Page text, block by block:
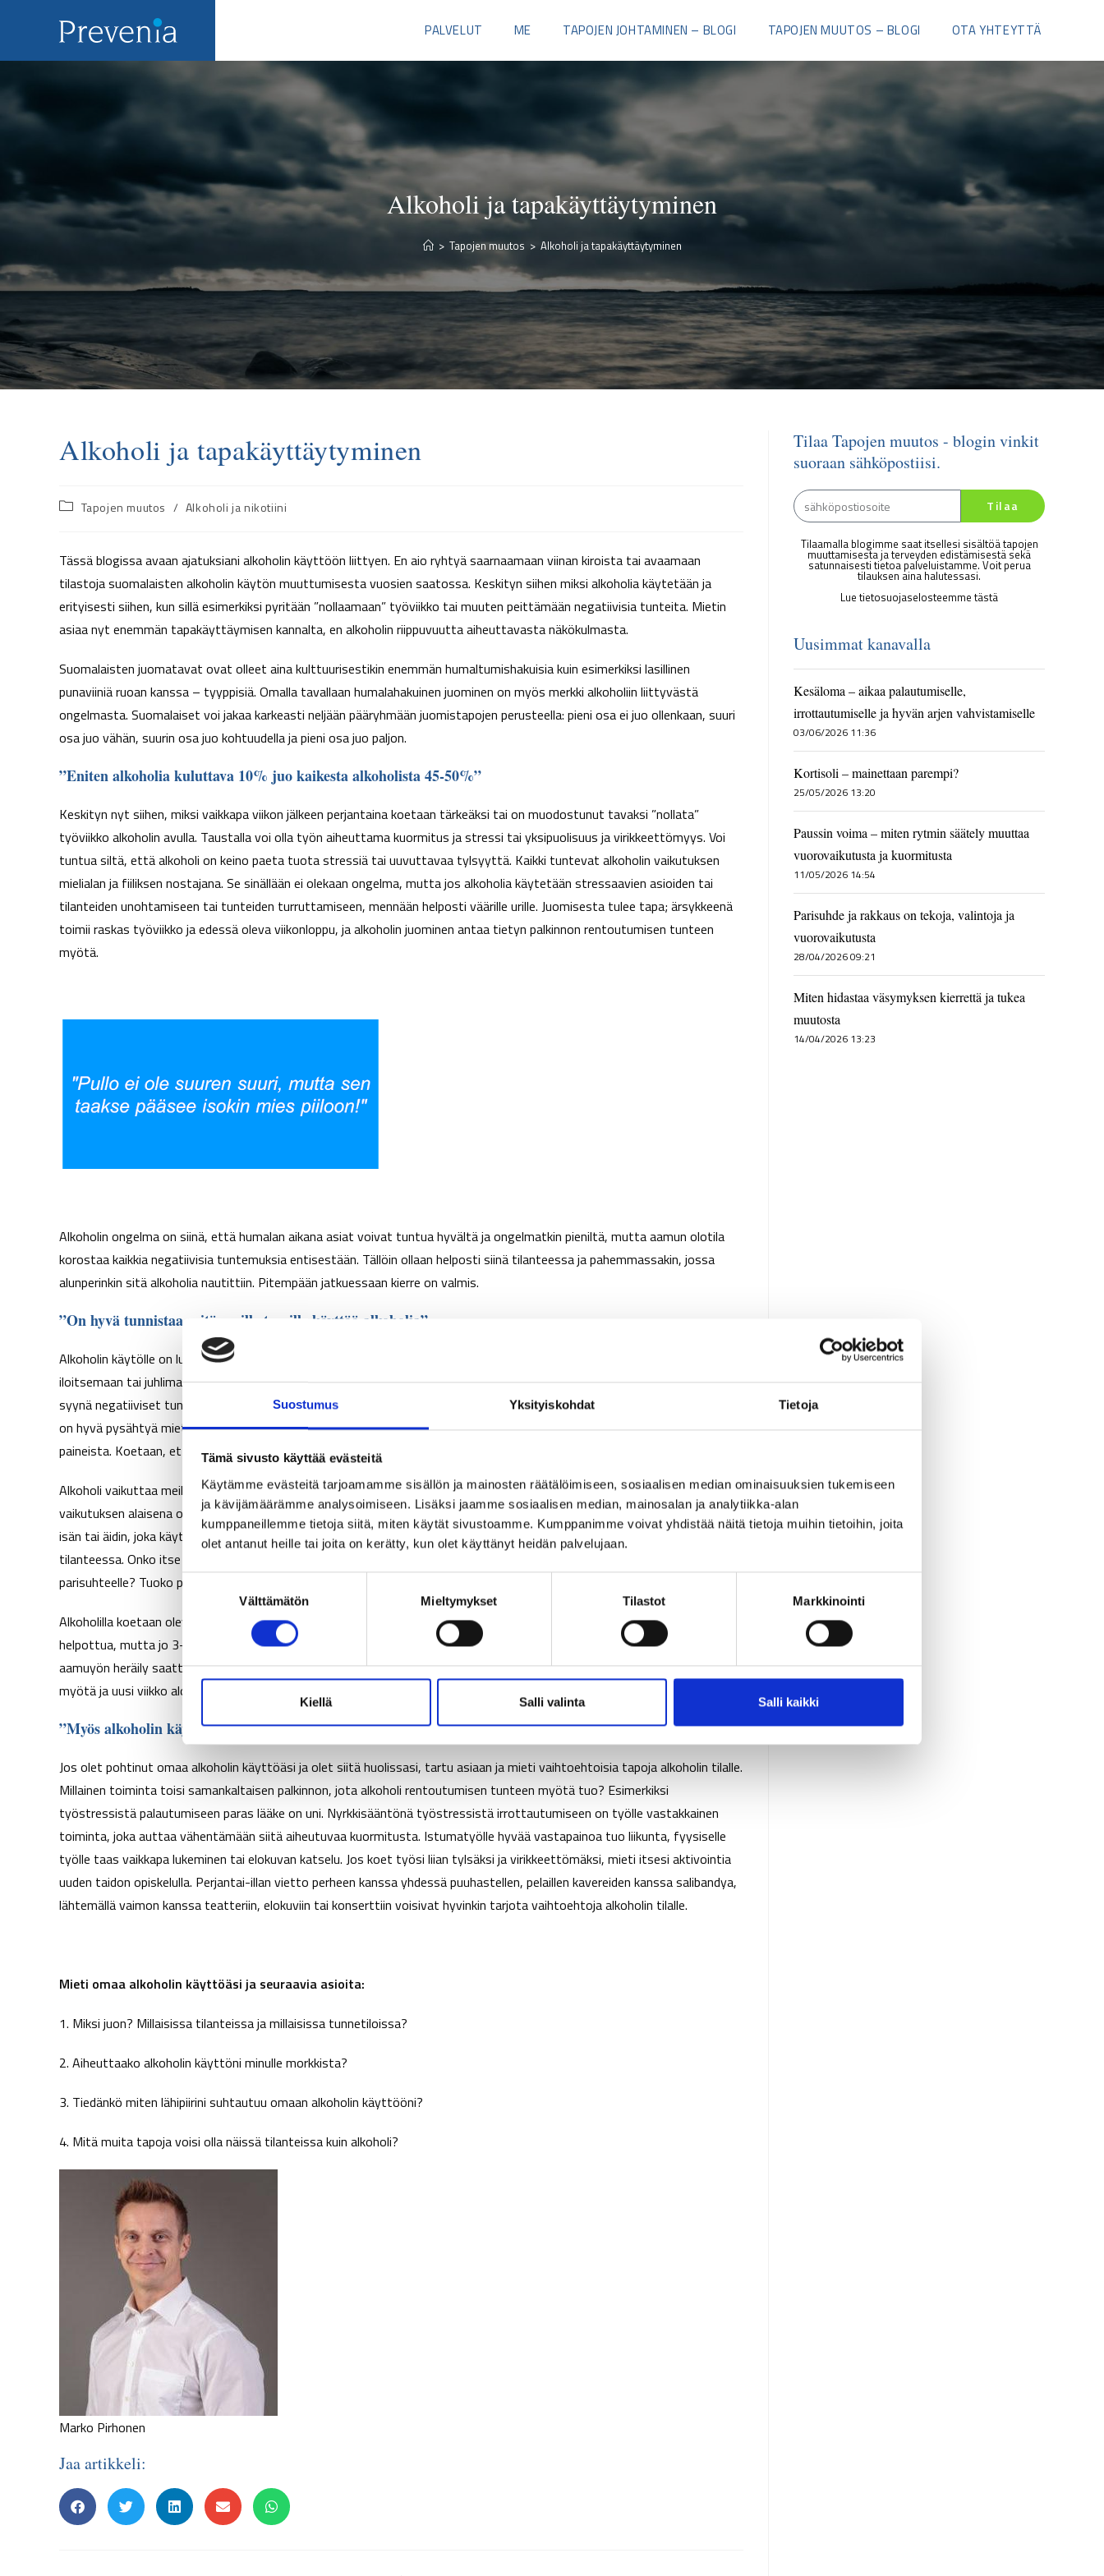
Suostumus Yksityiskohdat Tietoja
Tämä sivusto käyttää evästeitä
Käytämme evästeitä tarjoamamme sisällön ja mainosten räätälöimiseen, sosiaalisen median ominaisuuksien tukemiseen
ja kävijämäärämme analysoimiseen. Lisäksi jaamme sosiaalisen median, mainosalan ja analytiikka-alan
kumppaneillemme tietoja siitä, miten käytät sivustoamme. Kumppanimme voivat yhdistää näitä tietoja muihin tietoihin, joita
olet antanut heille tai joita on kerätty, kun olet käyttänyt heidän palvelujaan.
S
o
m
k
n
v
a
l
i
Välttämätön Mieltymykset Tilastot Markkinointi
Kiellä Salli valinta Salli kaikki
PALVELUT ME TAPOJEN JOHTAMINEN – BLOGI TAPOJEN MUUTOS – BLOGI OTA YHTEYTTÄ
Alkoholi ja tapakäyttäytyminen
> Tapojen muutos > Alkoholi ja tapakäyttäytyminen
Alkoholi ja tapakäyttäytyminen
Tapojen muutos / Alkoholi ja nikotiini
Tässä blogissa avaan ajatuksiani alkoholin käyttöön liittyen. En aio ryhtyä saarnaamaan viinan kiroista tai avaamaan
tilastoja suomalaisten alkoholin käytön muuttumisesta vuosien saatossa. Keskityn siihen miksi alkoholia käytetään ja
erityisesti siihen, kun sillä esimerkiksi pyritään ”nollaamaan” työviikko tai muuten peittämään negatiivisia tunteita. Mietin
asiaa nyt enemmän tapakäyttäymisen kannalta, en alkoholin riippuvuutta aiheuttavasta näkökulmasta.
Suomalaisten juomatavat ovat olleet aina kulttuurisestikin enemmän humaltumishakuisia kuin esimerkiksi lasillinen
punaviiniä ruoan kanssa – tyyppisiä. Omalla tavallaan humalahakuinen juominen on myös merkki alkoholiin liittyvästä
ongelmasta. Suomalaiset voi jakaa karkeasti neljään pääryhmään juomistapojen perusteella: pieni osa ei juo ollenkaan, suuri
osa juo vähän, suurin osa juo kohtuudella ja pieni osa juo paljon.
”Eniten alkoholia kuluttava 10% juo kaikesta alkoholista 45-50%”
Keskityn nyt siihen, miksi vaikkapa viikon jälkeen perjantaina koetaan tärkeäksi tai on muodostunut tavaksi ”nollata”
työviikko alkoholin avulla. Taustalla voi olla työn aiheuttama kuormitus ja stressi tai yksipuolisuus ja virikkeettömyys. Voi
tuntua siltä, että alkoholi on keino paeta tuota stressiä tai uuvuttavaa tylsyyttä. Kaikki tuntevat alkoholin vaikutuksen
mielialan ja fiiliksen nostajana. Se sinällään ei olekaan ongelma, mutta jos alkoholia käytetään stressaavien asioiden tai
tilanteiden unohtamiseen tai tunteiden turruttamiseen, mennään helposti väärille urille. Juomisesta tulee tapa; ärsykkeenä
toimii raskas työviikko ja edessä oleva viikonloppu, ja alkoholin juominen antaa tietyn palkinnon rentoutumisen tunteen
myötä.
Alkoholin ongelma on siinä, että humalan aikana asiat voivat tuntua hyvältä ja ongelmatkin pieniltä, mutta aamun olotila
korostaa kaikkia negatiivisia tuntemuksia entisestään. Tällöin ollaan helposti siinä tilanteessa ja pahemmassakin, jossa
alunperinkin sitä alkoholia nautittiin. Pitempään jatkuessaan kierre on valmis.
”On hyvä tunnistaa syitä omille tavoille käyttää alkoholia”
Alkoholin käytölle on luonnollisesti monia syitä: se kuuluu osana juhlaan ja ilon pitoon, mutta toisaalta jos koet, ettet pysty
iloitsemaan tai juhlimaan ilman alkoholia, on sekin merkki jo jonkinlaisesta ongelmasta. Jos alkoholin juomiseen on jatkuvasti
syynä negatiiviset tunnetilat kuten mieliala, ahdistus, tarpeettomuuden tunne, unohtaminen, suru, yksinäisyys, stressi jne.
on hyvä pysähtyä miettimään millaisen avun siitä todella saa. Alkoholin käytöllä haetaan helppoa keinoa irrottautua arjen
paineista. Koetaan, että sillä voi kunnolla nollata ajatukset ja unohtaa murheet hetkeksi.
Alkoholi vaikuttaa meihin, jokaiseen toki omalla tavallaan, muuttaen käyttäytymistämme ja toimintaamme. Alkoholin
vaikutuksen alaisena on helpompi tutustua ihmisiin ja olla sosiaalinen. On hyvä pysähtyä miettimään, miten lapset kokevat
isän tai äidin, joka käyttäytyy eri tavalla kuin normaalisti. Lapset helposti pelkäävät ja kokevat epävarmuutta tällaisessa
tilanteessa. Onko itse oppinut alkoholin käytön mallin omilta vanhemmiltaan? Entä mitä alkoholin käyttö tarkoittaa
parisuhteelle? Tuoko perjantain ”nollaus” kuitenkin vain ongelmia perhedynamiikkaan? Meneekö viikonloppu riidellessä?
Alkoholilla koetaan olevan myös nukkumista edesauttava vaikutus. Sitä sillä ei kuitenkaan ole. Nukahtaminen saattaa
helpottua, mutta jo 3-4 annosta tekee sen, ettei yön aikana käytännössä palauduta ollenkaan. Unista tulee levottomia ja
aamuyön heräily saattaa lisääntyä. Eli raskaan työviikon jälkeen viikonlopun palautuminen jää vajaaksi sen perjantaipullon
myötä ja uusi viikko aloitetaan jo valmiiksi heikentynein voimavaroin.
”Myös alkoholin käytössä iso osa on tottumuksia ja tapoja”
Jos olet pohtinut omaa alkoholin käyttöäsi ja olet siitä huolissasi, tartu asiaan ja mieti vaihtoehtoisia tapoja alkoholin tilalle.
Millainen toiminta toisi samankaltaisen palkinnon, jota alkoholi rentoutumisen tunteen myötä tuo? Esimerkiksi
työstressistä palautumiseen paras lääke on uni. Nyrkkisääntönä työstressistä irrottautumiseen on työlle vastakkainen
toiminta, joka auttaa vähentämään siitä aiheutuvaa kuormitusta. Istumatyölle hyvää vastapainoa tuo liikunta, fyysiselle
työlle taas vaikkapa lukeminen tai elokuvan katselu. Jos koet työsi liian tylsäksi ja virikkeettömäksi, mieti itsesi aktivointia
uuden taidon opiskelulla. Perjantai-illan vietto perheen kanssa yhdessä puuhastellen, pelaillen kavereiden kanssa salibandya,
lähtemällä vaimon kanssa teatteriin, elokuviin tai konserttiin voisivat hyvinkin tarjota vaihtoehtoja alkoholin tilalle.
Mieti omaa alkoholin käyttöäsi ja seuraavia asioita:
1. Miksi juon? Millaisissa tilanteissa ja millaisissa tunnetiloissa?
2. Aiheuttaako alkoholin käyttöni minulle morkkista?
3. Tiedänkö miten lähipiirini suhtautuu omaan alkoholin käyttööni?
4. Mitä muita tapoja voisi olla näissä tilanteissa kuin alkoholi?
Marko Pirhonen
Jaa artikkeli:
Tilaa Tapojen muutos - blogin vinkit
suoraan sähköpostiisi.
Tilaa
Tilaamalla blogimme saat itsellesi sisältöä tapojen
muuttamisesta ja terveyden edistämisestä sekä
satunnaisesti tietoa palveluistamme. Voit perua
tilauksen aina halutessasi.
Lue tietosuojaselosteemme tästä
Uusimmat kanavalla
Kesäloma – aikaa palautumiselle,
irrottautumiselle ja hyvän arjen vahvistamiselle
03/06/2026 11:36
Kortisoli – mainettaan parempi?
25/05/2026 13:20
Paussin voima – miten rytmin säätely muuttaa
vuorovaikutusta ja kuormitusta
11/05/2026 14:54
Parisuhde ja rakkaus on tekoja, valintoja ja
vuorovaikutusta
28/04/2026 09:21
Miten hidastaa väsymyksen kierrettä ja tukea
muutosta
14/04/2026 13:23